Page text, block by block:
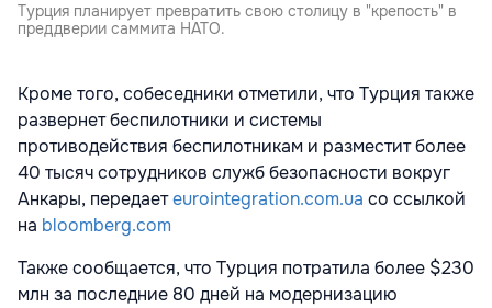
Турция планирует превратить свою столицу в "крепость" в
преддверии саммита НАТО.
Кроме того, собеседники отметили, что Турция также
развернет беспилотники и системы
противодействия беспилотникам и разместит более
40 тысяч сотрудников служб безопасности вокруг
Анкары, передаетeurointegration.com.ua со ссылкой
на bloomberg.com
Также сообщается, что Турция потратила более $230
млн за последние 80 дней на модернизацию